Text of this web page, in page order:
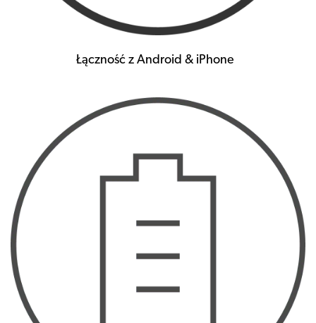
Łączność z Android & iPhone